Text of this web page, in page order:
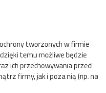
tworzonych w firmie
temu możliwe będzie
ich przechowywania przed
firmy, jak i poza nią (np. na